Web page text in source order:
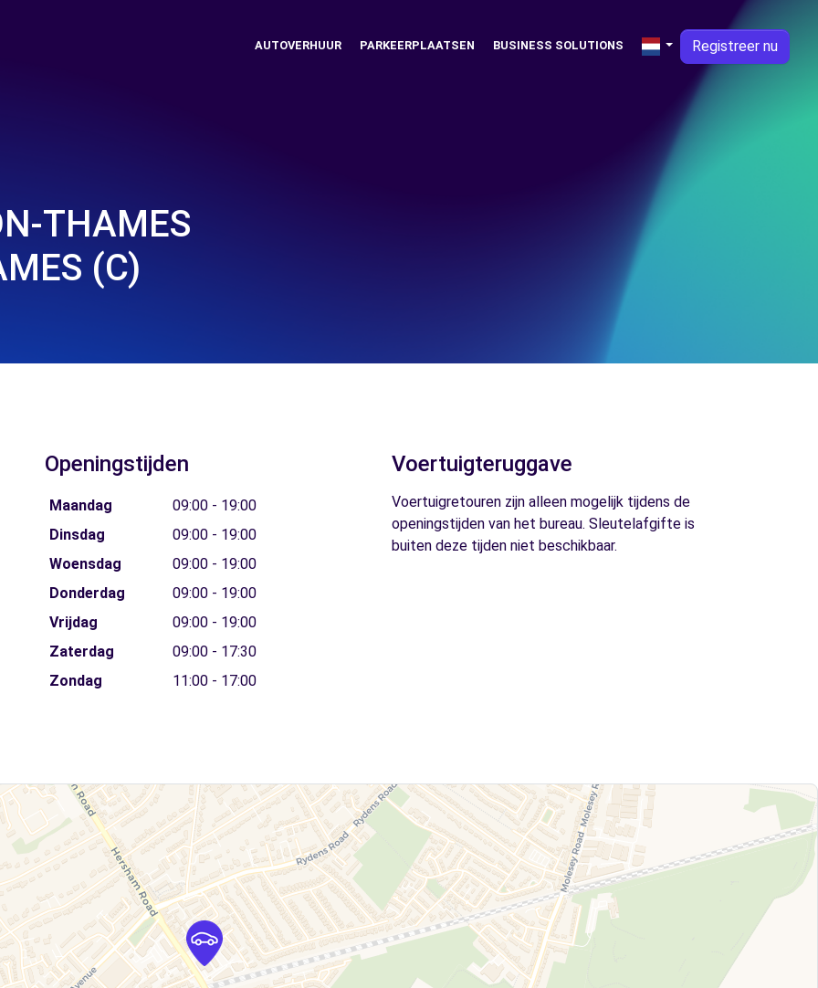
AUTOVERHUUR PARKEERPLAATSEN BUSINESS SOLUTIONS Registreer nu
THAMES
(C)
Openingstijden
Maandag
09:00 - 19:00
Dinsdag
09:00 - 19:00
Woensdag
09:00 - 19:00
Donderdag
09:00 - 19:00
Vrijdag
09:00 - 19:00
Zaterdag
09:00 - 17:30
Zondag
11:00 - 17:00
Voertuigteruggave
Voertuigretouren zijn alleen mogelijk tijdens de
openingstijden van het bureau. Sleutelafgifte is
buiten deze tijden niet beschikbaar.